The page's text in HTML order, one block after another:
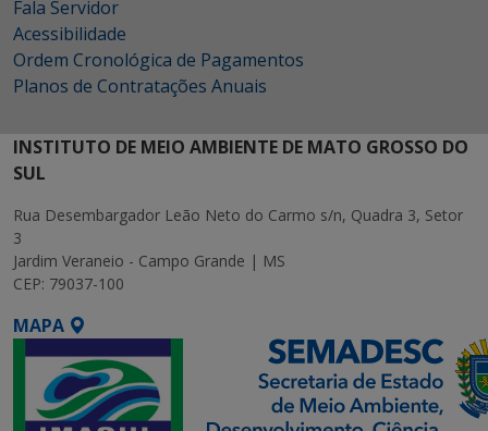
Fala Servidor
Acessibilidade
Ordem Cronológica de Pagamentos
Planos de Contratações Anuais
INSTITUTO DE MEIO AMBIENTE DE MATO GROSSO DO
SUL
Rua Desembargador Leão Neto do Carmo s/n, Quadra 3, Setor
3
Jardim Veraneio - Campo Grande | MS
CEP: 79037-100
MAPA